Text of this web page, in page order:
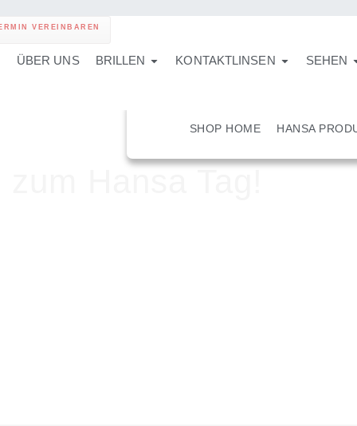
VEREINBAREN
ÜBER UNS BRILLEN KONTAKTLINSEN SEHEN
SHOP HOME HANSA